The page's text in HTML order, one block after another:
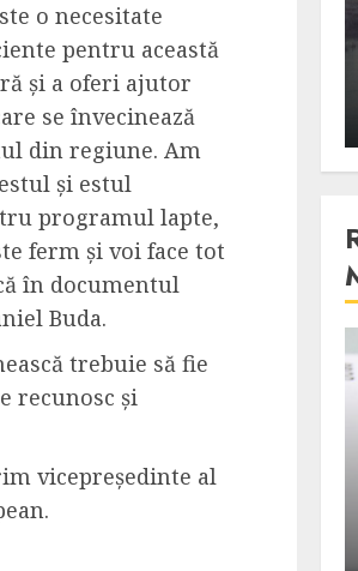
o necesitate
pentru această
și a oferi ajutor
se învecinează
din regiune. Am
și estul
programul lapte,
ferm și voi face tot
în documentul
Buda.
trebuie să fie
recunosc și
vicepreședinte al
ar putea contribui
ea la evaporarea apei in
ALEXANDRU S. DECEMBER 27, 2023
read
sa se ridice la
asteptarilor